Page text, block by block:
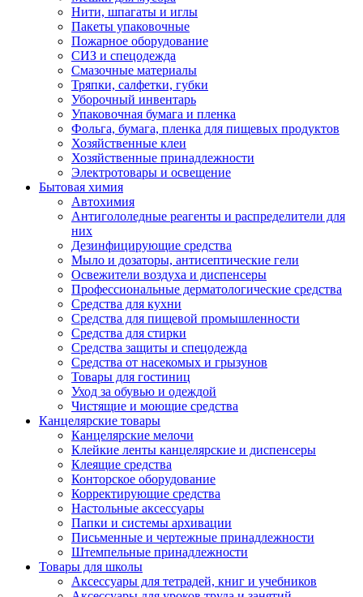
Нити, шпагаты и иглы
Пакеты упаковочные
Пожарное оборудование
СИЗ и спецодежда
Смазочные материалы
Тряпки, салфетки, губки
Уборочный инвентарь
Упаковочная бумага и пленка
Фольга, бумага, пленка для пищевых продуктов
Хозяйственные клеи
Хозяйственные принадлежности
Электротовары и освещение
Бытовая химия
Автохимия
Антигололедные реагенты и распределители для
них
Дезинфицирующие средства
Мыло и дозаторы, антисептические гели
Освежители воздуха и диспенсеры
Профессиональные дерматологические средства
Средства для кухни
Средства для пищевой промышленности
Средства для стирки
Средства защиты и спецодежда
Средства от насекомых и грызунов
Товары для гостиниц
Уход за обувью и одеждой
Чистящие и моющие средства
Канцелярские товары
Канцелярские мелочи
Клейкие ленты канцелярские и диспенсеры
Клеящие средства
Конторское оборудование
Корректирующие средства
Настольные аксессуары
Папки и системы архивации
Письменные и чертежные принадлежности
Штемпельные принадлежности
Товары для школы
Аксессуары для тетрадей, книг и учебников